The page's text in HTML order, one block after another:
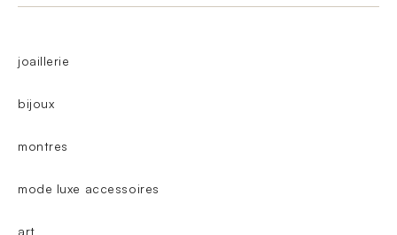
joaillerie
bijoux
montres
mode luxe accessoires
art